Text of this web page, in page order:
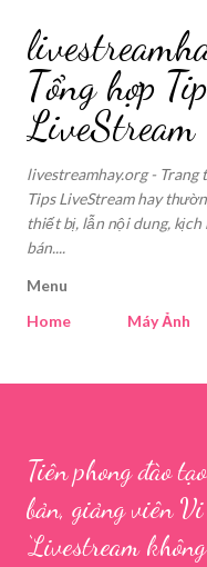
Tổng hợp Tip
LiveStream
livestreamhay.org -
Tips LiveStream hay
thiết bị, lẫn nội dung, kịch
bán....
Menu
Home
Máy Ảnh
Tiên phong đào
bản, giảng viên
‘Livestream